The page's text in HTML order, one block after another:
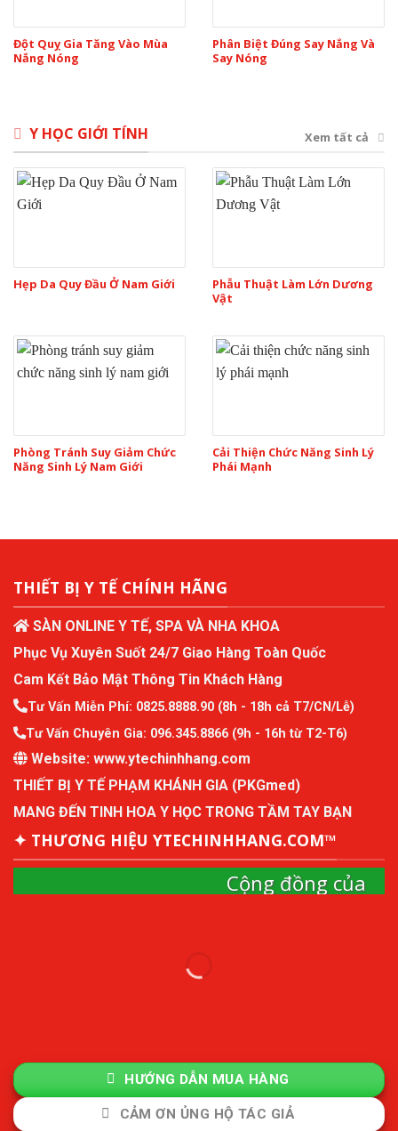
Đột Quỵ Gia Tăng Vào Mùa
Nắng Nóng
Phân Biệt Đúng Say Nắng Và
Say Nóng
Y HỌC GIỚI TÍNH Xem tất cả
Hẹp Da Quy Đầu Ở Nam Giới
Phẫu Thuật Làm Lớn Dương
Vật
Phòng Tránh Suy Giảm Chức
Năng Sinh Lý Nam Giới
Cải Thiện Chức Năng Sinh Lý
Phái Mạnh
THIẾT BỊ Y TẾ CHÍNH HÃNG
SÀN ONLINE Y TẾ, SPA VÀ NHA KHOA
Phục Vụ Xuyên Suốt 24/7 Giao Hàng Toàn Quốc
Cam Kết Bảo Mật Thông Tin Khách Hàng
Tư Vấn Miễn Phí: 0825.8888.90 (8h - 18h cả T7/CN/Lễ)
Tư Vấn Chuyên Gia: 096.345.8866 (9h - 16h từ T2-T6)
Website: www.ytechinhhang.com
THIẾT BỊ Y TẾ PHẠM KHÁNH GIA (PKGmed)
MANG ĐẾN TINH HOA Y HỌC TRONG TẦM TAY BẠN
✦ THƯƠNG HIỆU YTECHINHHANG.COM™
Cộng đồng của
ytechinhhang
Tham Gia Cộng Đồng
HƯỚNG DẪN MUA HÀNG
CẢM ƠN ỦNG HỘ TÁC GIẢ